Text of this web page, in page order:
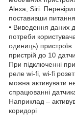
Alexa, Siri.
поставивши
• Виведення даних
потреби
одиниць)
пристрій до 10
При підключенні
реле wi-fi, wi-fi
можна активувати
спрацюванні
Наприклад –
коридорі